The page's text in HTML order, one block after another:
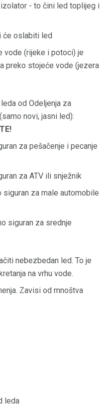
- to čini led toplijeg i
će oslabiti led
vode (rijeke i potoci) je
preko stojeće vode (jezera
od Odeljenja za
novi, jasni led):
za pešačenje i pecanje
za ATV ili snježnik
za male automobile
siguran za srednje
nebezbedan led. To je
na vrhu vode.
Zavisi od mnoštva
leda